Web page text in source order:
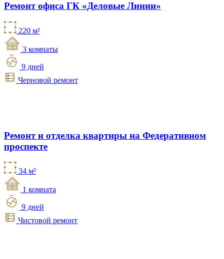
Ремонт офиса ГК «Деловые Линии»
220 м²
3 комнаты
9 дней
Черновой ремонт
Ремонт и отделка квартиры на Федеративном
проспекте
34 м²
1 комната
9 дней
Чистовой ремонт